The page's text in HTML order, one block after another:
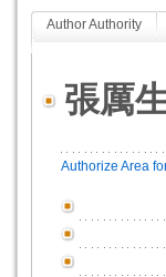
Author Authority
張厲
Authorize Area